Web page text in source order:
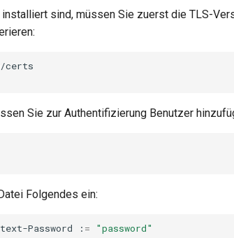
installiert sind, müssen Sie zuerst die TLS-
certs
Sie zur Authentifizierung Benutzer
Folgendes ein:
Password : = "password"